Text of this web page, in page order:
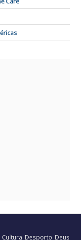
Cultura Desporto Deus